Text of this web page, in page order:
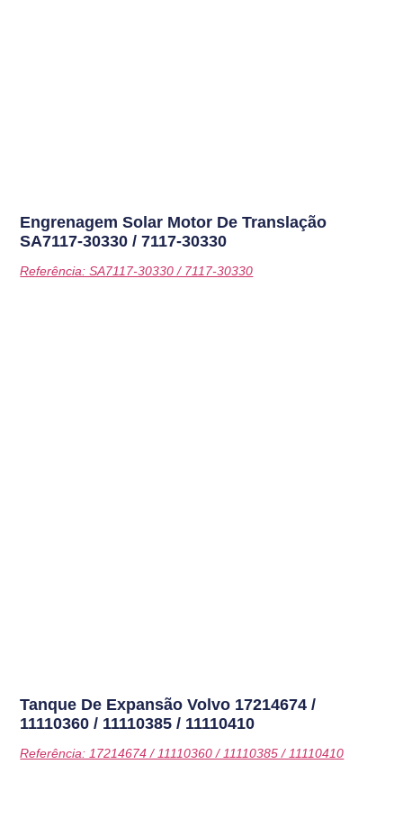
Engrenagem Solar Motor De Translação
SA7117-30330 / 7117-30330
Referência: SA7117-30330 / 7117-30330
Tanque De Expansão Volvo 17214674 /
11110360 / 11110385 / 11110410
Referência: 17214674 / 11110360 / 11110385 / 11110410